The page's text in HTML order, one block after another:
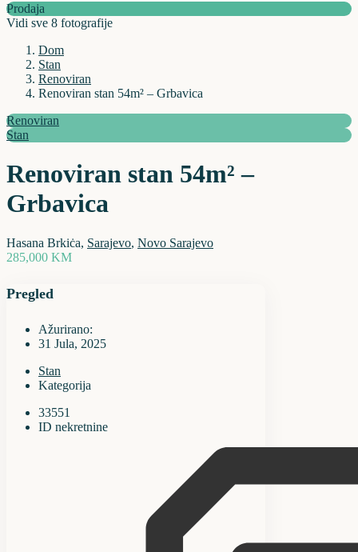
Prodaja
Vidi sve 8 fotografije
Dom
Stan
Renoviran
Renoviran stan 54m² – Grbavica
Renoviran
Stan
Renoviran stan 54m² –
Grbavica
Hasana Brkiċa, Sarajevo, Novo Sarajevo
285,000 KM
Pregled
Ažurirano:
31 Jula, 2025
Stan
Kategorija
33551
ID nekretnine